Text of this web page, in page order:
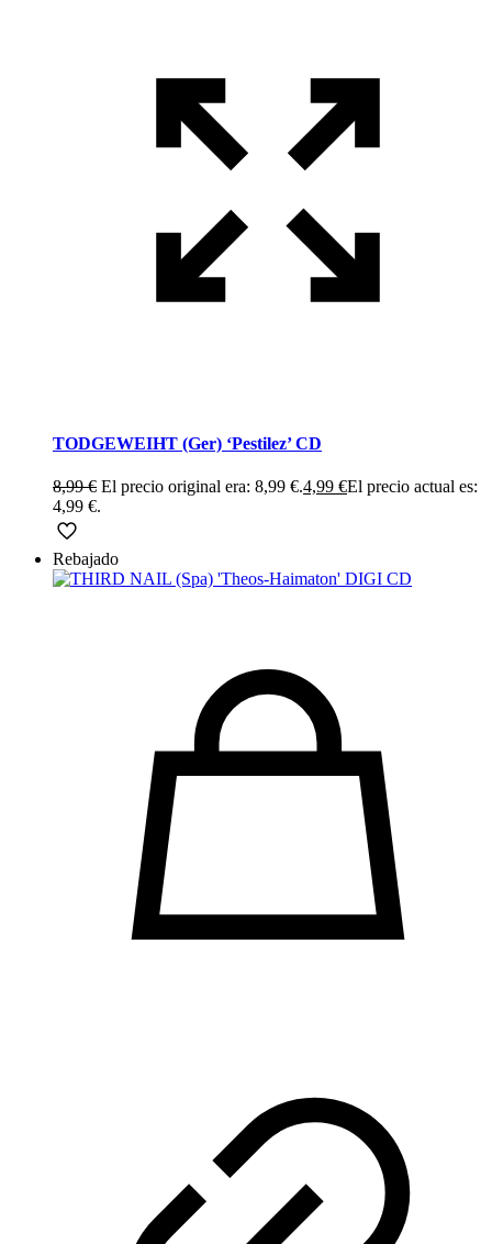
TODGEWEIHT (Ger) ‘Pestilez’ CD
8,99€ El precio original era: 8,99 €.4,99 €El precio actual es:
4,99 €.
Rebajado